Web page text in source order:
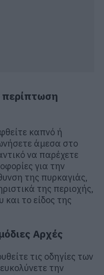
περίπτωση
καπνό ή
άμεσα στο
να παρέχετε
για την
της πυρκαγιάς,
της περιοχής,
το είδος της
Αρχές
τις οδηγίες των
την